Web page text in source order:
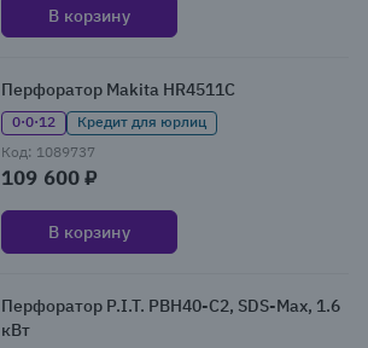
В корзину
Перфоратор Makita HR4511С
0·0·12
Кредит для юрлиц
Код: 1089737
109 600 ₽
В корзину
Перфоратор P.I.T. PBH40-C2, SDS-Max, 1.6
кВт